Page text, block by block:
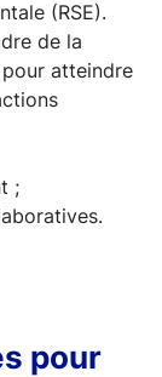
(RSE).
de la
pour atteindre
;
pour